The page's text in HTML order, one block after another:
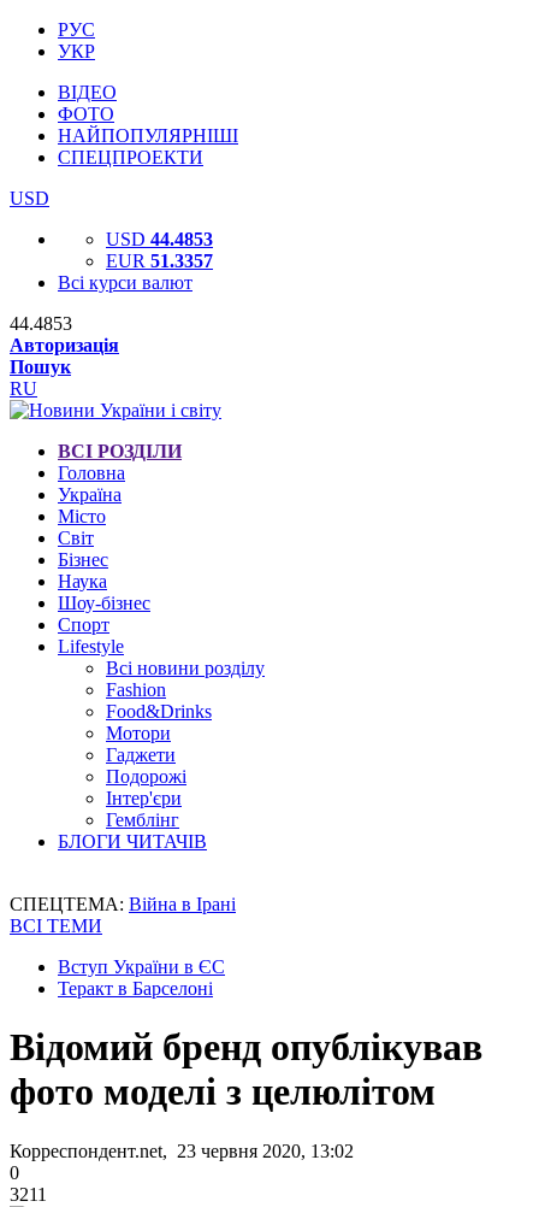
РУС
УКР
ВІДЕО
ФОТО
НАЙПОПУЛЯРНІШІ
СПЕЦПРОЕКТИ
USD
USD 44.4853
EUR 51.3357
Всі курси валют
44.4853
Авторизація
Пошук
RU
ВСІ РОЗДІЛИ
Головна
Україна
Місто
Світ
Бізнес
Наука
Шоу-бізнес
Спорт
Lifestyle
Всі новини розділу
Fashion
Food&Drinks
Мотори
Гаджети
Подорожі
Інтер'єри
Гемблінг
БЛОГИ ЧИТАЧІВ
СПЕЦТЕМА: Війна в Ірані
ВСІ ТЕМИ
Вступ України в ЄС
Теракт в Барселоні
Відомий бренд опублікував
фото моделі з целюлітом
Корреспондент.net, 23 червня 2020, 13:02
0
3211